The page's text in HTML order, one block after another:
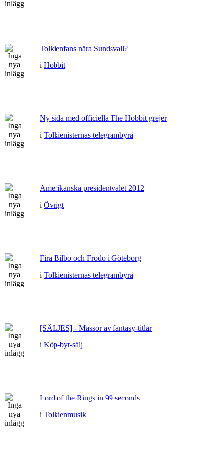
Tolkienfans nära Sundsvall?
i Hobbit
Ny sida med officiella The Hobbit grejer
i Tolkienisternas telegrambyrå
Amerikanska presidentvalet 2012
i Övrigt
Fira Bilbo och Frodo i Göteborg
i Tolkienisternas telegrambyrå
[SÄLJES] - Massor av fantasy-titlar
i Köp-byt-sälj
Lord of the Rings in 99 seconds
i Tolkienmusik